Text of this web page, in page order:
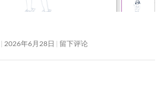
2026年6月28日 留下评论